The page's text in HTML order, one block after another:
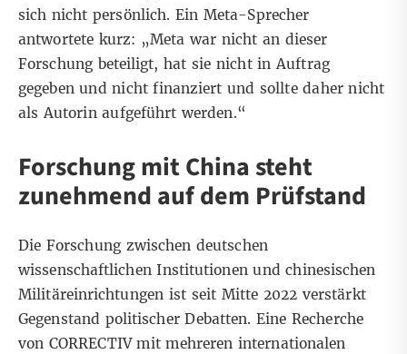
sich nicht persönlich. Ein Meta-Sprecher
antwortete kurz: „Meta war nicht an dieser
Forschung beteiligt, hat sie nicht in Auftrag
gegeben und nicht finanziert und sollte daher nicht
als Autorin aufgeführt werden.“
Forschung mit China steht
zunehmend auf dem Prüfstand
Die Forschung zwischen deutschen
wissenschaftlichen Institutionen und chinesischen
Militäreinrichtungen ist seit Mitte 2022 verstärkt
Gegenstand politischer Debatten. Eine Recherche
von CORRECTIV mit mehreren internationalen